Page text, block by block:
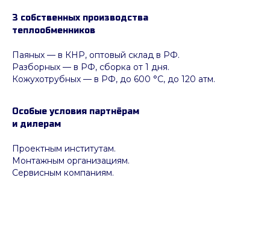
3 собственных производства
теплообменников
Паяных — в КНР, оптовый склад в РФ.
Разборных — в РФ, сборка от 1 дня.
Кожухотрубных — в РФ, до 600 °C, до 120 атм.
Особые условия партнёрам
и дилерам
Проектным институтам.
Монтажным организациям.
Сервисным компаниям.